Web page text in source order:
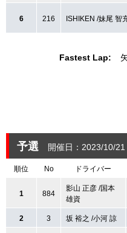
Fastest Lap:
6 216 ISHIKEN /妹尾 智
予選 開催日：2023/10/21
順位 No ドライバー
1 884
影山 正彦 /国本
雄資
2 3 坂 裕之 /小河 諒